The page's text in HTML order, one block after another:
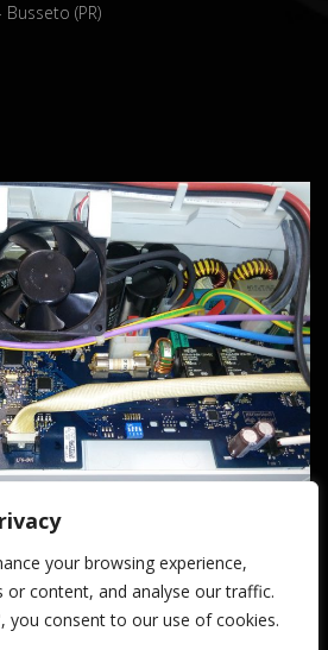
your browsing experience,
or content, and analyse our traffic.
you consent to our use of cookies.
(PR)